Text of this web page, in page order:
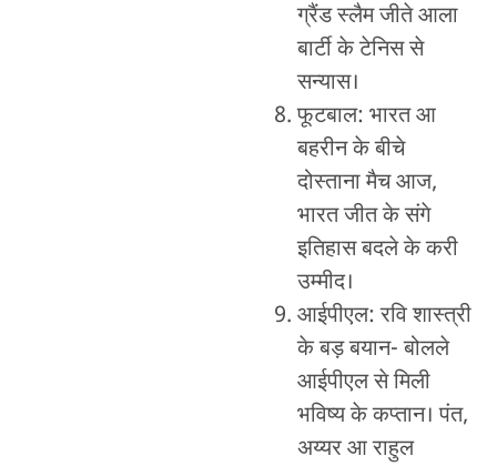
ग्रैंड स्लैम जीते आला
बार्टी के टेनिस से
सन्यास।
फूटबाल: भारत आ
बहरीन के बीचे
दोस्ताना मैच आज,
भारत जीत के संगे
इतिहास बदले के करी
उम्मीद।
आईपीएल: रवि शास्त्री
के बड़ बयान- बोलले
आईपीएल से मिली
भविष्य के कप्तान। पंत,
अय्यर आ राहुल